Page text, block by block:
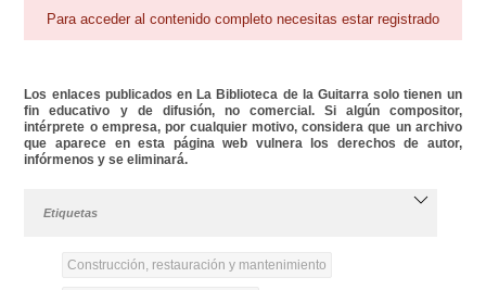
Para acceder al contenido completo necesitas estar registrado
Los enlaces publicados en La Biblioteca de la Guitarra solo tienen un
fin educativo y de difusión, no comercial. Si algún compositor,
intérprete o empresa, por cualquier motivo, considera que un archivo
que aparece en esta página web vulnera los derechos de autor,
infórmenos y se eliminará.
Etiquetas
Construcción, restauración y mantenimiento